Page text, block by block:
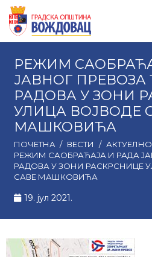
РЕЖИМ
ЈАВНОГ ПРЕВОЗА
РАДОВА У ЗОНИ
УЛИЦА ВОЈВОДЕ
МАШКОВИЋА
ПОЧЕТНА / ВЕСТИ / АКТУЕЛНО
РЕЖИМ САОБРАЋАЈА И РАДА
РАДОВА У ЗОНИ РАСКРСНИЦЕ
САВЕ МАШКОВИЋА
19. јул 2021.